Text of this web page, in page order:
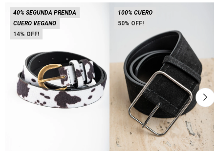
14
40% SEGUNDA PRENDA
CUERO VEGANO
50
100% CUERO
Talle